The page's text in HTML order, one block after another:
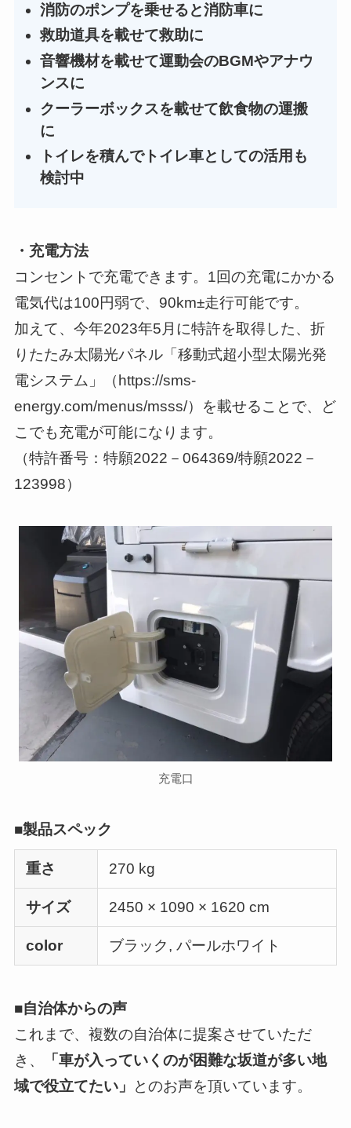
消防のポンプを乗せると消防車に
救助道具を載せて救助に
音響機材を載せて運動会のBGMやアナウ
ンスに
クーラーボックスを載せて飲食物の運搬
に
トイレを積んでトイレ車としての活用も
検討中
・充電方法
コンセントで充電できます。1回の充電にかかる
電気代は100円弱で、90km±走行可能です。
加えて、今年2023年5月に特許を取得した、折
りたたみ太陽光パネル「移動式超小型太陽光発
電システム」（https://sms-
energy.com/menus/msss/）を載せることで、ど
こでも充電が可能になります。
（特許番号：特願2022－064369/特願2022－
123998）
充電口
■製品スペック
重さ 270 kg
サイズ 2450 × 1090 × 1620 cm
color ブラック, パールホワイト
■自治体からの声
これまで、複数の自治体に提案させていただ
き、
「車が入っていくのが困難な坂道が多い地
域で役立てたい」
とのお声を頂いています。